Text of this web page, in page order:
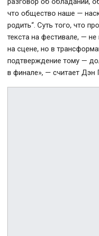
что общество наше —
родить“. Суть того, что
текста на фестивале, —
на сцене, но в
подтверждение тому —
в финале», — считает Дэн